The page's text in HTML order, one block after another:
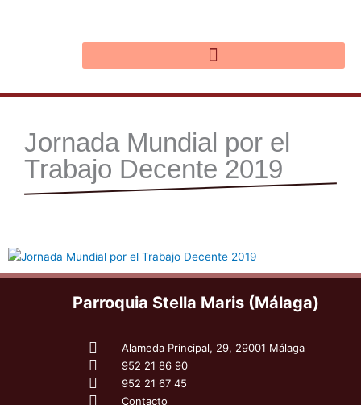
Jornada Mundial por el
Trabajo Decente 2019
Parroquia Stella Maris (Málaga)
Alameda Principal, 29, 29001 Málaga
952 21 86 90
952 21 67 45
Contacto